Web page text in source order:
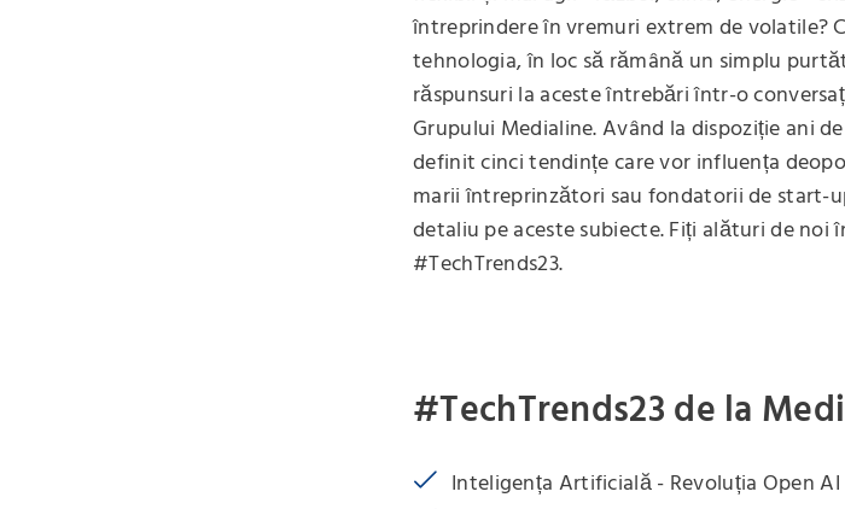
întreprindere în vremuri extrem de volatile?
tehnologia, în loc să rămână un simplu
răspunsuri la aceste întrebări într-o
Grupului Medialine. Având la dispoziție ani
definit cinci tendințe care vor influența
marii întreprinzători sau fondatorii de start-
detaliu pe aceste subiecte. Fiți alături de noi
#TechTrends23.
#TechTrends23 de la
Inteligența Artificială - Revoluția Open AI